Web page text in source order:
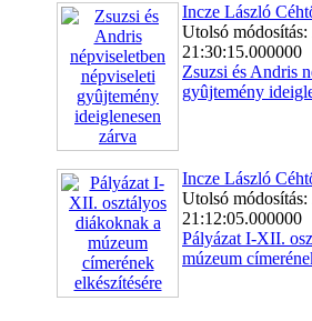
Incze László
Utolsó
21:30:15.000000
Zsuzsi és Andris
gyûjtemény
Incze László
Utolsó
21:12:05.000000
Pályázat I-XII.
múzeum